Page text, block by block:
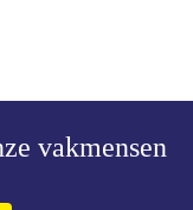
vakmensen